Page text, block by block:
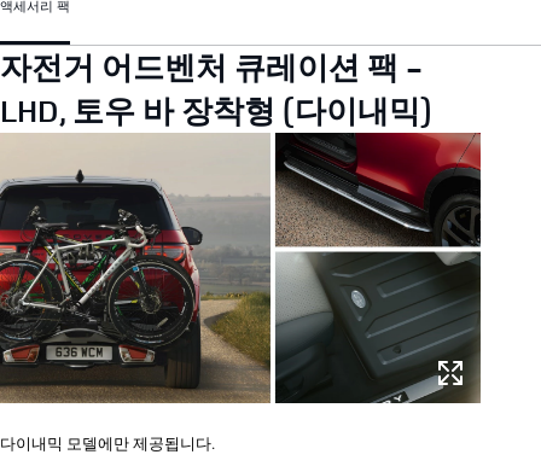
액세서리 팩
자전거 어드벤처 큐레이션 팩 -
LHD, 토우 바 장착형 (다이내믹)
다이내믹 모델에만 제공됩니다.